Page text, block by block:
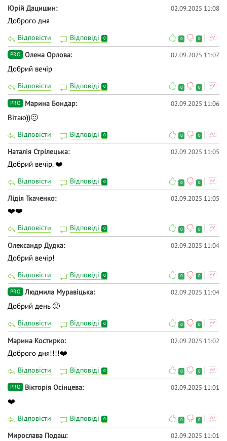
Юрій Дацишин 02.09.2025 11:08
Доброго дня
Відповісти Відповіді 0 0 0
PRO Олена Орлова 02.09.2025 11:07
Добрий вечір
Відповісти Відповіді 0 0 0
PRO Марина Бондар 02.09.2025 11:06
Вітаю))🙂
Відповісти Відповіді 0 0 0
Наталія Стрілецька 02.09.2025 11:05
Добрий вечір. ❤️
Відповісти Відповіді 0 0 0
Лідія Ткаченко 02.09.2025 11:05
❤️❤️
Відповісти Відповіді 0 0 0
Олександр Дудка 02.09.2025 11:04
Добрий вечір!
Відповісти Відповіді 0 0 0
PRO Людмила Муравіцька 02.09.2025 11:04
Добрий день 🙂
Відповісти Відповіді 0 0 0
Марина Костирко 02.09.2025 11:02
Доброго дня!!!!❤️
Відповісти Відповіді 0 0 0
PRO Вікторія Осінцева 02.09.2025 11:01
❤️
Відповісти Відповіді 0 0 0
Мирослава Подаш 02.09.2025 11:01